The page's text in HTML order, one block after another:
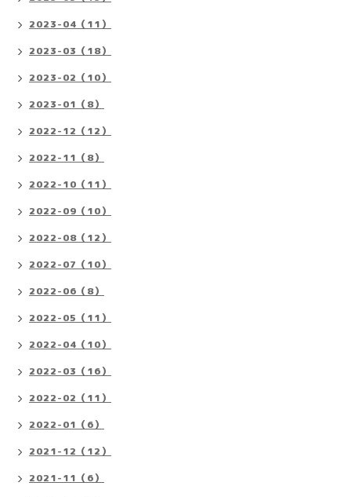
2023-04（11）
2023-03（18）
2023-02（10）
2023-01（8）
2022-12（12）
2022-11（8）
2022-10（11）
2022-09（10）
2022-08（12）
2022-07（10）
2022-06（8）
2022-05（11）
2022-04（10）
2022-03（16）
2022-02（11）
2022-01（6）
2021-12（12）
2021-11（6）